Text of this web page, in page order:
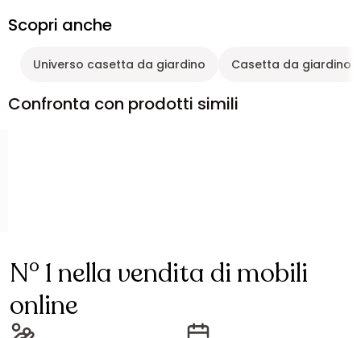
Scopri anche
Universo casetta da giardino Casetta da giardino
Confronta con prodotti simili
N° 1 nella vendita di mobili
online